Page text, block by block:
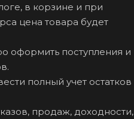
в корзине и при
цена товара будет
оформить поступления и
полный учет остатков
продаж, доходности,